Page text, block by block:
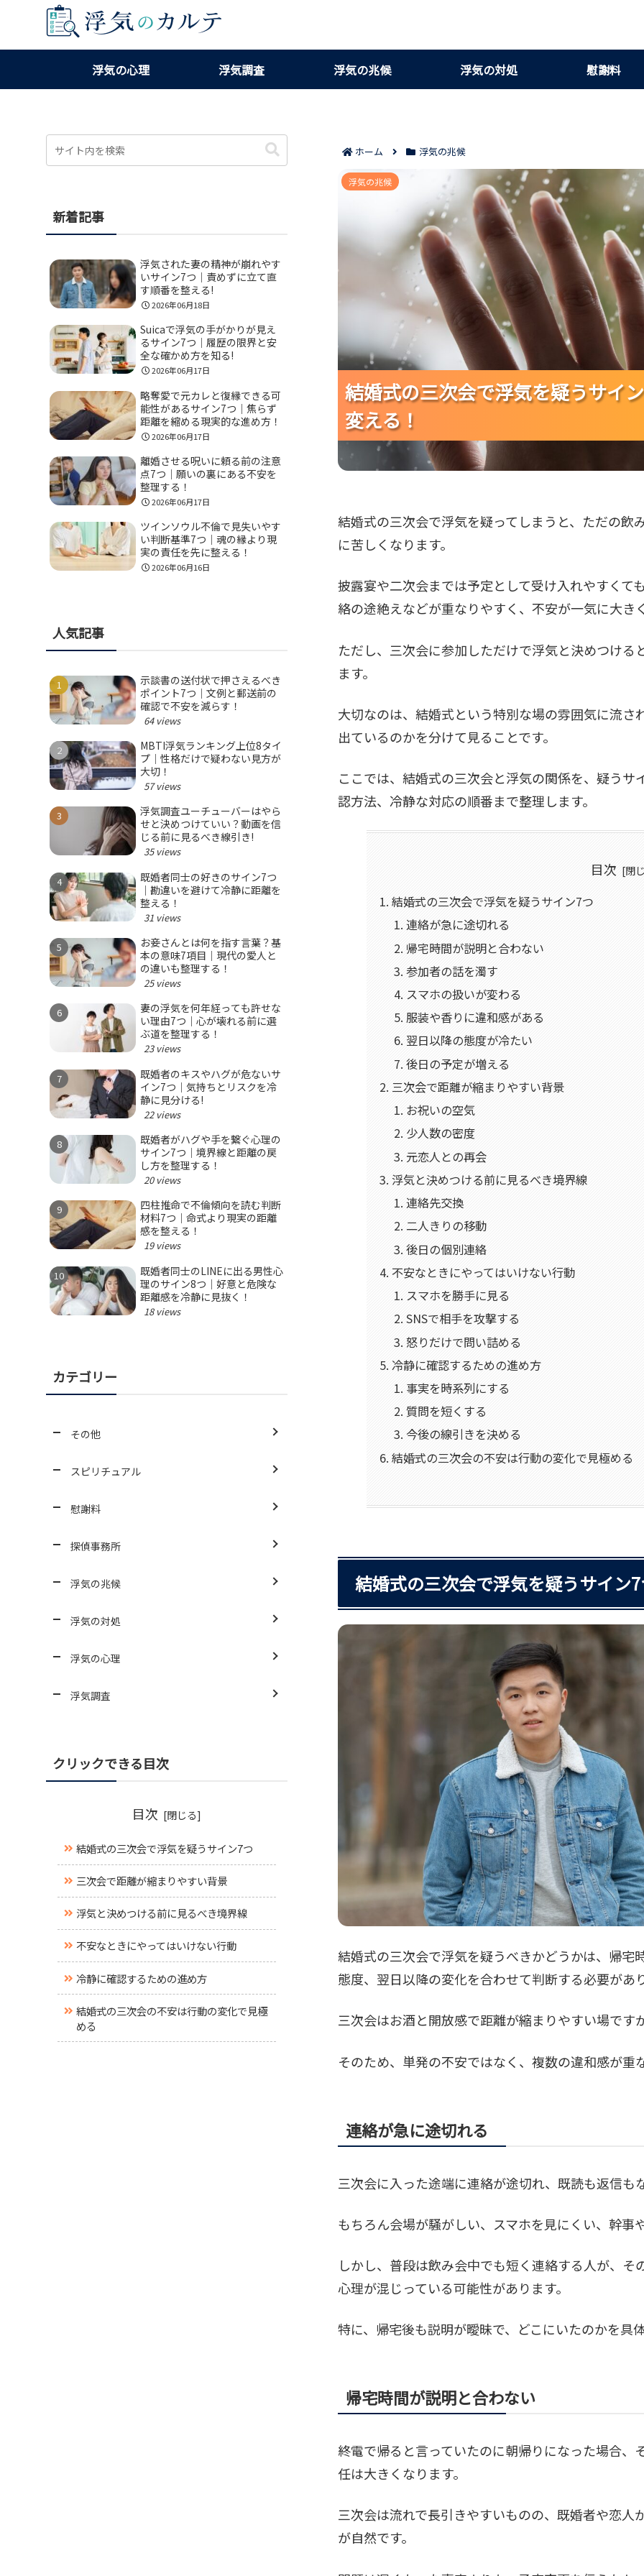
浮気の心理 浮気調査 浮気の兆候 浮気の対処 慰謝料
ホーム 浮気の兆候
結婚式の三次会で浮気を疑うサイン7
結婚式の三次会で浮気を疑うサイ
変える！
結婚式の三次会で浮気を疑うサイ
変える！
結婚式の三次会で浮気を疑うサイ
変える！
浮気の兆候
結婚式の三次会で浮気を疑ってしまうと、ただの
に苦しくなります。
披露宴や二次会までは予定として受け入れやすくて
絡の途絶えなどが重なりやすく、不安が一気に大き
ただし、三次会に参加しただけで浮気と決めつけ
ます。
大切なのは、結婚式という特別な場の雰囲気に流
出ているのかを分けて見ることです。
ここでは、結婚式の三次会と浮気の関係を、疑う
認方法、冷静な対応の順番まで整理します。
目次
結婚式の三次会で浮気を疑うサイン7つ
連絡が急に途切れる
帰宅時間が説明と合わない
参加者の話を濁す
スマホの扱いが変わる
服装や香りに違和感がある
翌日以降の態度が冷たい
後日の予定が増える
三次会で距離が縮まりやすい背景
お祝いの空気
少人数の密度
元恋人との再会
浮気と決めつける前に見るべき境界線
連絡先交換
二人きりの移動
後日の個別連絡
不安なときにやってはいけない行動
スマホを勝手に見る
SNSで相手を攻撃する
怒りだけで問い詰める
冷静に確認するための進め方
事実を時系列にする
質問を短くする
今後の線引きを決める
結婚式の三次会の不安は行動の変化で見極める
結婚式の三次会で浮気を疑うサイン
結婚式の三次会で浮気を疑うべきかどうかは、帰
態度、翌日以降の変化を合わせて判断する必要があ
三次会はお酒と開放感で距離が縮まりやすい場で
そのため、単発の不安ではなく、複数の違和感が重
連絡が急に途切れる
三次会に入った途端に連絡が途切れ、既読も返信
もちろん会場が騒がしい、スマホを見にくい、幹
しかし、普段は飲み会中でも短く連絡する人が、
心理が混じっている可能性があります。
特に、帰宅後も説明が曖昧で、どこにいたのかを具
帰宅時間が説明と合わない
終電で帰ると言っていたのに朝帰りになった場合
任は大きくなります。
三次会は流れで長引きやすいものの、既婚者や恋
が自然です。
新着記事
浮気された妻の精神が崩れやす
いサイン7つ｜責めずに立て直
す順番を整える!
2026年06月18日
Suicaで浮気の手がかりが見え
るサイン7つ｜履歴の限界と安
全な確かめ方を知る!
2026年06月17日
略奪愛で元カレと復縁できる可
能性があるサイン7つ｜焦らず
距離を縮める現実的な進め方！
2026年06月17日
離婚させる呪いに頼る前の注意
点7つ｜願いの裏にある不安を
整理する！
2026年06月17日
ツインソウル不倫で見失いやす
い判断基準7つ｜魂の縁より現
実の責任を先に整える！
2026年06月16日
人気記事
示談書の送付状で押さえるべき
ポイント7つ｜文例と郵送前の
確認で不安を減らす！
64 views
MBTI浮気ランキング上位8タイ
プ｜性格だけで疑わない見方が
大切！
57 views
浮気調査ユーチューバーはやら
せと決めつけていい？動画を信
じる前に見るべき線引き!
35 views
既婚者同士の好きのサイン7つ
｜勘違いを避けて冷静に距離を
整える！
31 views
お妾さんとは何を指す言葉？基
本の意味7項目｜現代の愛人と
の違いも整理する！
25 views
妻の浮気を何年経っても許せな
い理由7つ｜心が壊れる前に選
ぶ道を整理する！
23 views
既婚者のキスやハグが危ないサ
イン7つ｜気持ちとリスクを冷
静に見分ける!
22 views
既婚者がハグや手を繋ぐ心理の
サイン7つ｜境界線と距離の戻
し方を整理する！
20 views
四柱推命で不倫傾向を読む判断
材料7つ｜命式より現実の距離
感を整える！
19 views
既婚者同士のLINEに出る男性心
理のサイン8つ｜好意と危険な
距離感を冷静に見抜く！
18 views
カテゴリー
その他
スピリチュアル
慰謝料
探偵事務所
浮気の兆候
浮気の対処
浮気の心理
浮気調査
クリックできる目次
目次
結婚式の三次会で浮気を疑うサイン7つ
三次会で距離が縮まりやすい背景
浮気と決めつける前に見るべき境界線
不安なときにやってはいけない行動
冷静に確認するための進め方
結婚式の三次会の不安は行動の変化で見極
める